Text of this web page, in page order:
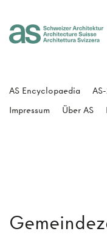
AS Encyclopaedia
Impressum
Über AS